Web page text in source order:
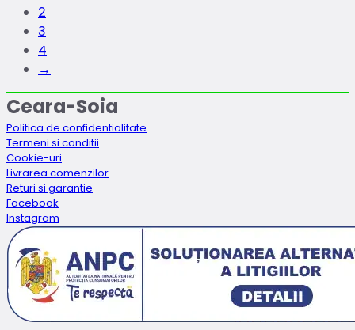
2
3
4
→
Ceara-Soia
Politica de confidentialitate
Termeni si conditii
Cookie-uri
Livrarea comenzilor
Returi si garantie
Facebook
Instagram